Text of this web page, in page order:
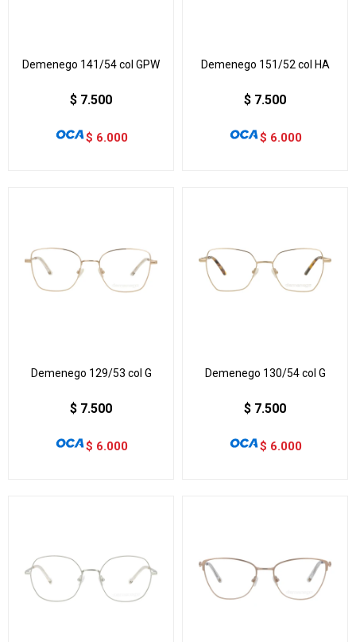
Demenego 141/54 col GPW
$ 7.500
$ 6.000
Demenego 151/52 col HA
$ 7.500
$ 6.000
Demenego 129/53 col G
$ 7.500
$ 6.000
Demenego 130/54 col G
$ 7.500
$ 6.000